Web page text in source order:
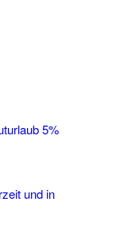
5%
und in